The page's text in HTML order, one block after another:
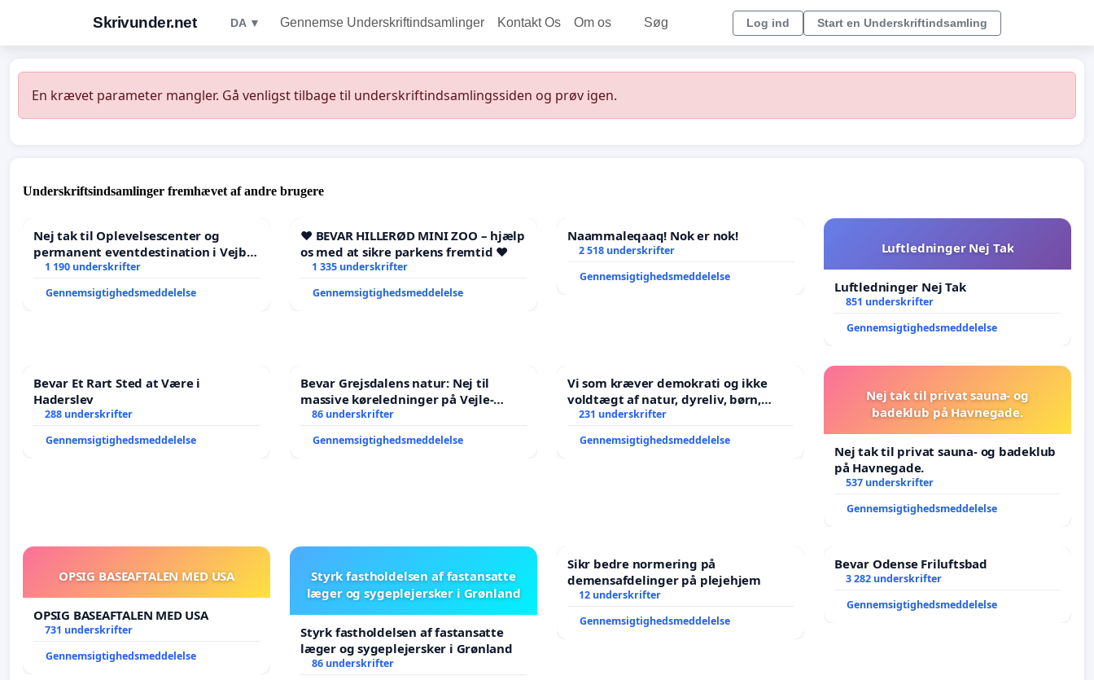
Skrivunder.net DA ▼ Gennemse Underskriftindsamlinger Kontakt Os Om os Søg Log ind Start en Underskriftindsamling
En krævet parameter mangler. Gå venligst tilbage til underskriftindsamlingssiden og prøv igen.
Underskriftsindsamlinger fremhævet af andre brugere
Nej tak til Oplevelsescenter og
permanent eventdestination i Vejby
- Ja tak til et levende lokalområde i
1 190 underskrifter
Gennemsigtighedsmeddelelse
❤️ BEVAR HILLERØD MINI ZOO – hjælp
os med at sikre parkens fremtid ❤️
1 335 underskrifter
Gennemsigtighedsmeddelelse
Naammaleqaaq! Nok er nok!
2 518 underskrifter
Gennemsigtighedsmeddelelse
Luftledninger Nej Tak
Luftledninger Nej Tak
851 underskrifter
Gennemsigtighedsmeddelelse
Bevar Et Rart Sted at Være i
Haderslev
288 underskrifter
Gennemsigtighedsmeddelelse
Bevar Grejsdalens natur: Nej til
massive køreledninger på Vejle-
Struer-banen
86 underskrifter
Gennemsigtighedsmeddelelse
Vi som kræver demokrati og ikke
voldtægt af natur, dyreliv, børn,
unge Borgene har sagt NEJ i mange
231 underskrifter
Gennemsigtighedsmeddelelse
Nej tak til privat sauna- og
badeklub på Havnegade.
Nej tak til privat sauna- og badeklub
på Havnegade.
537 underskrifter
Gennemsigtighedsmeddelelse
OPSIG BASEAFTALEN MED USA
OPSIG BASEAFTALEN MED USA
731 underskrifter
Gennemsigtighedsmeddelelse
Styrk fastholdelsen af fastansatte
læger og sygeplejersker i Grønland
Styrk fastholdelsen af fastansatte
læger og sygeplejersker i Grønland
86 underskrifter
Sikr bedre normering på
demensafdelinger på plejehjem
12 underskrifter
Gennemsigtighedsmeddelelse
Bevar Odense Friluftsbad
3 282 underskrifter
Gennemsigtighedsmeddelelse